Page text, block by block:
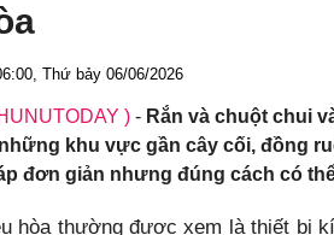
Thứ bảy 06/06/2026
) - Rắn và chuột chui
khu vực gần cây cối, đồng
đơn giản nhưng đúng cách có
hòa thường được xem là thiết bị